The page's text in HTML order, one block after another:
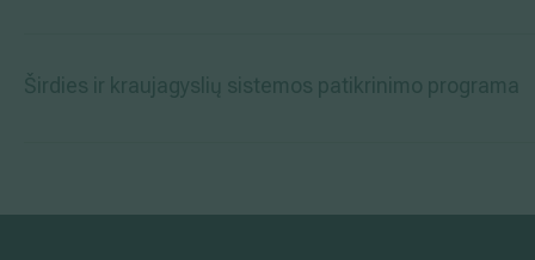
Širdies ir kraujagyslių sistemos patikrinimo programa